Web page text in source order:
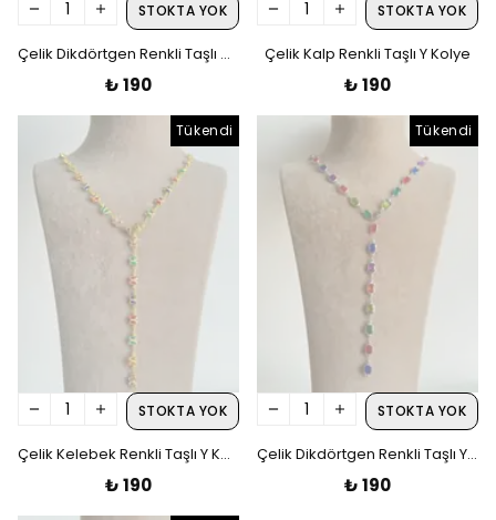
STOKTA YOK
Çelik Dikdörtgen Renkli Taşlı Gold Y Kolye
₺ 190
STOKTA YOK
Çelik Kalp Renkli Taşlı Y Kolye
₺ 190
Tükendi
STOKTA YOK
Çelik Kelebek Renkli Taşlı Y Kolye
₺ 190
Tükendi
STOKTA YOK
Çelik Dikdörtgen Renkli Taşlı Y Kolye
₺ 190